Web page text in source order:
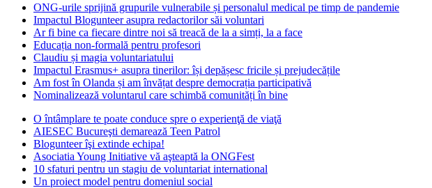
ONG-urile sprijină grupurile vulnerabile și personalul medical pe timp de pandemie
Impactul Blogunteer asupra redactorilor săi voluntari
Ar fi bine ca fiecare dintre noi să treacă de la a simți, la a face
Educația non-formală pentru profesori
Claudiu și magia voluntariatului
Impactul Erasmus+ asupra tinerilor: își depășesc fricile și prejudecățile
Am fost în Olanda și am învățat despre democrația participativă
Nominalizează voluntarul care schimbă comunități în bine
O întâmplare te poate conduce spre o experienţă de viaţă
AIESEC Bucureşti demarează Teen Patrol
Blogunteer îşi extinde echipa!
Asociatia Young Initiative vă aşteaptă la ONGFest
10 sfaturi pentru un stagiu de voluntariat international
Un proiect model pentru domeniul social